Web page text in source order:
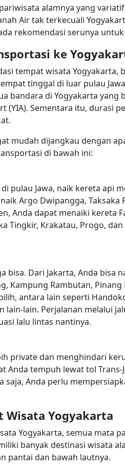
alamnya yang
Air tak terkecuali
rekomendasi serunya untuk
ke
tempat wisata Yogyakarta,
tinggal di luar pulau
bandara di Yogyakarta
(YIA). Sementara itu, durasi
mudah dijangkau dengan
di bawah ini:
pulau Jawa, naik kereta api
Argo Dwipangga, Taksaka
Anda dapat menaiki kereta
Tingkir, Krakatau, Progo,
bisa. Dari Jakarta, Anda
Kampung Rambutan,
antara lain seperti
lain-lain. Perjalanan melalui
lalu lintas nantinya.
private dan menghindari
Anda tempuh lewat tol
saja, Anda perlu
Wisata Yogyakarta
Yogyakarta, semua mata
banyak destinasi wisata
pantai dan bawah lautnya.